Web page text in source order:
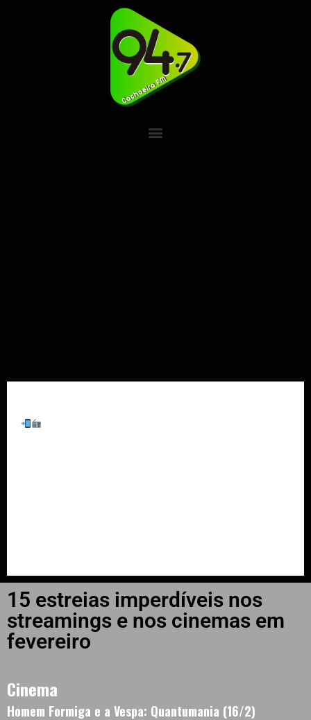
15 estreias imperdíveis nos
streamings e nos cinemas em
fevereiro
Cinema
Homem Formiga e a Vespa: Quantumania (16/2)